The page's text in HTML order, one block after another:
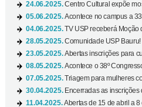
24.06.2025.Centro Cultural expõe
05.06.2025.Acontece no campus a
04.06.2025.TV USP receberá Moção
28.05.2025.Comunidade USP Bauru!
23.05.2025.Abertas inscrições para
08.05.2025.Acontece o 38º
07.05.2025.Triagem para mulheres
30.04.2025. Encerradas as inscrições
11.04.2025.Abertas de 15 de abril a